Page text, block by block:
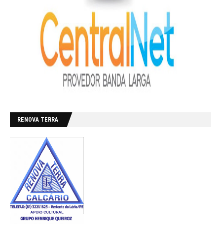
RENOVA TERRA